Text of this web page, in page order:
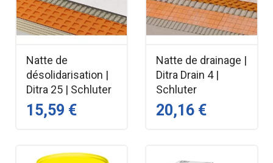
Natte de
désolidarisation |
Ditra 25 | Schluter
15,59 €
Natte de drainage |
Ditra Drain 4 |
Schluter
20,16 €